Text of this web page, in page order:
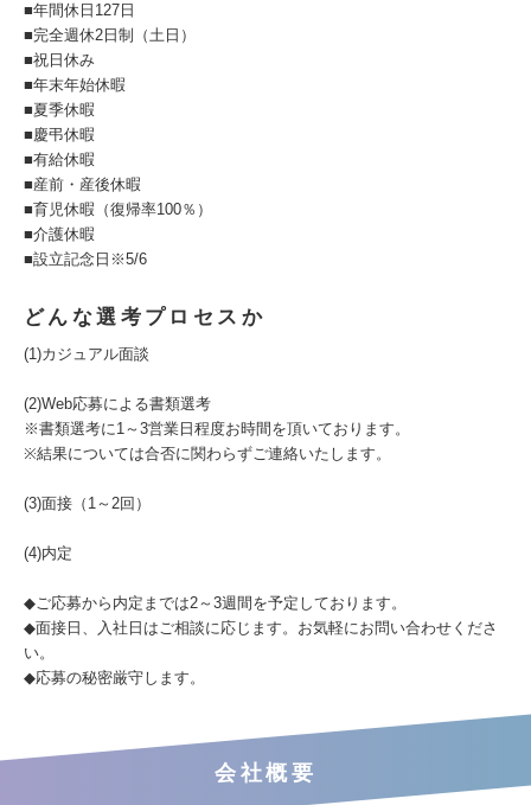
■年間休日127日
■完全週休2日制（土日）
■祝日休み
■年末年始休暇
■夏季休暇
■慶弔休暇
■有給休暇
■産前・産後休暇
■育児休暇（復帰率100％）
■介護休暇
■設立記念日※5/6
どんな選考プロセスか
(1)カジュアル面談
(2)Web応募による書類選考
※書類選考に1～3営業日程度お時間を頂いております。
※結果については合否に関わらずご連絡いたします。
(3)面接（1～2回）
(4)内定
◆ご応募から内定までは2～3週間を予定しております。
◆面接日、入社日はご相談に応じます。お気軽にお問い合わせくださ
い。
◆応募の秘密厳守します。
会社概要